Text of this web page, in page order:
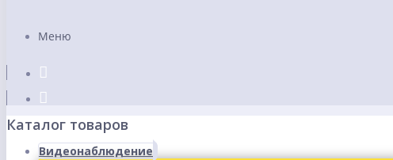
Меню
Каталог товаров
Видеонаблюдение